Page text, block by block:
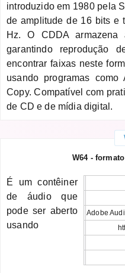
introduzido em 1980 pela
de amplitude de 16 bits e
Hz. O CDDA armazena
garantindo reprodução
encontrar faixas neste
usando programas
Copy. Compatível com
de CD e de mídia digital.
W64 -
Adobe
É um contêiner
de áudio que
pode ser aberto
usando